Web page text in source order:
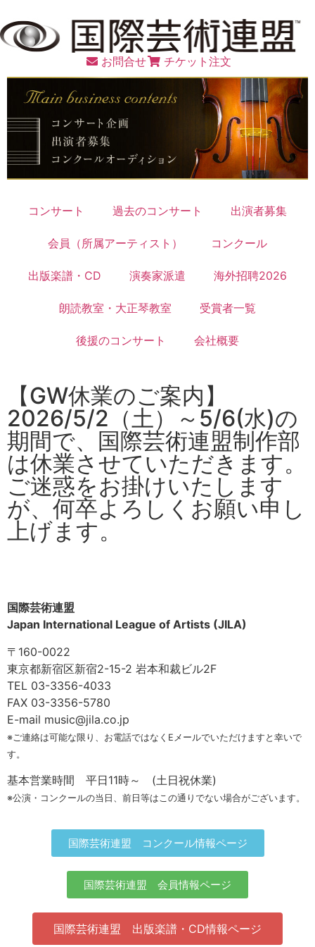
お問合せ チケット注文
コンサート 過去のコンサート 出演者募集
会員（所属アーティスト） コンクール
出版楽譜・CD 演奏家派遣 海外招聘2026
朗読教室・大正琴教室 受賞者一覧
後援のコンサート 会社概要
【GW休業のご案内】
2026/5/2（土）～5/6(水)の
期間で、国際芸術連盟制作部
は休業させていただきます。
ご迷惑をお掛けいたします
が、何卒よろしくお願い申し
上げます。
国際芸術連盟
Japan International League of Artists (JILA)
〒160-0022
東京都新宿区新宿2-15-2 岩本和裁ビル2F
TEL 03-3356-4033
FAX 03-3356-5780
E-mail music@jila.co.jp
※ご連絡は可能な限り、お電話ではなくEメールでいただけますと幸いで
す。
基本営業時間 平日11時～ (土日祝休業)
※公演・コンクールの当日、前日等はこの通りでない場合がございます。
国際芸術連盟 コンクール情報ページ
国際芸術連盟 会員情報ページ
国際芸術連盟 出版楽譜・CD情報ページ